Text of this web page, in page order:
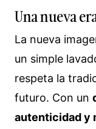
Una nueva
La nueva
un simple
respeta la
futuro. Con un
autenticidad y